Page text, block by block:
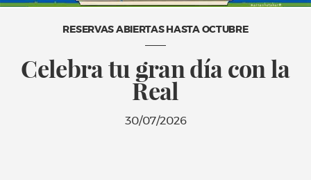
RESERVAS ABIERTAS HASTA OCTUBRE
Celebra tu gran día con la
Real
30/07/2026